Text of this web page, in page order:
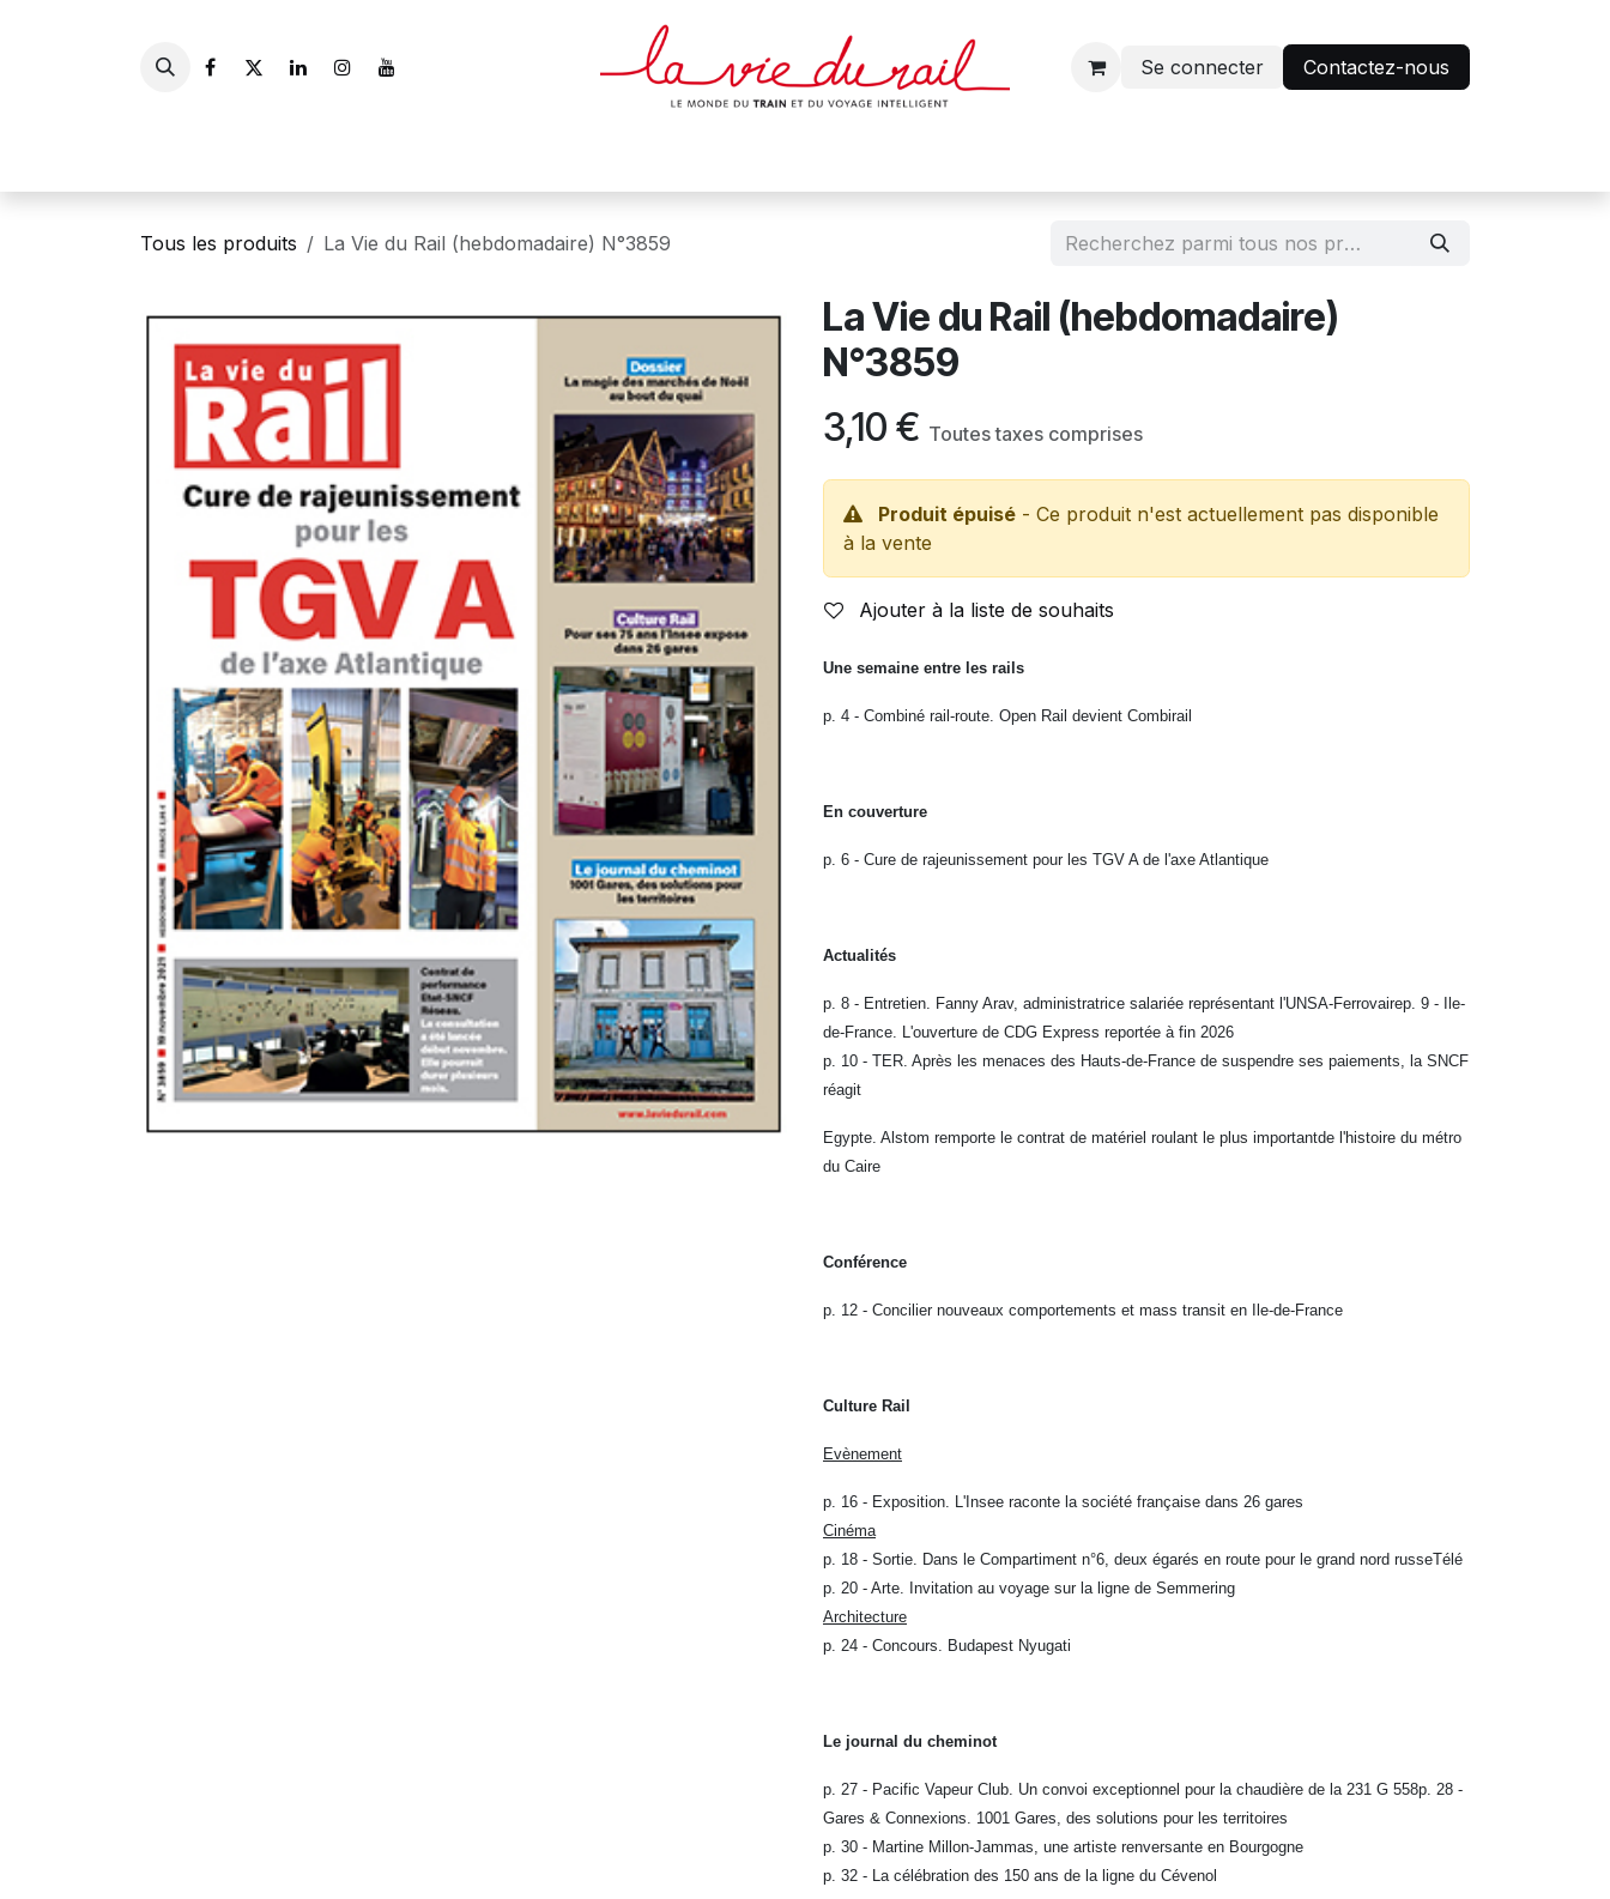
Se connecter Contactez-nous
Tous les produits La Vie du Rail (hebdomadaire) N°3859
La Vie du Rail (hebdomadaire)
N°3859
3,10 € Toutes taxes comprises
Produit épuisé - Ce produit n'est actuellement pas disponible
à la vente
Ajouter à la liste de souhaits
Une semaine entre les rails
p. 4 - Combiné rail-route. Open Rail devient Combirail
En couverture
p. 6 - Cure de rajeunissement pour les TGV A de l'axe Atlantique
Actualités
p. 8 - Entretien. Fanny Arav, administratrice salariée représentant l'UNSA-Ferrovairep. 9 - Ile-
de-France. L'ouverture de CDG Express reportée à fin 2026
p. 10 - TER. Après les menaces des Hauts-de-France de suspendre ses paiements, la SNCF
réagit
Egypte. Alstom remporte le contrat de matériel roulant le plus importantde l'histoire du métro
du Caire
Conférence
p. 12 - Concilier nouveaux comportements et mass transit en Ile-de-France
Culture Rail
Evènement
p. 16 - Exposition. L'Insee raconte la société française dans 26 gares
Cinéma
p. 18 - Sortie. Dans le Compartiment n°6, deux égarés en route pour le grand nord russeTélé
p. 20 - Arte. Invitation au voyage sur la ligne de Semmering
Architecture
p. 24 - Concours. Budapest Nyugati
Le journal du cheminot
p. 27 - Pacific Vapeur Club. Un convoi exceptionnel pour la chaudière de la 231 G 558p. 28 -
Gares & Connexions. 1001 Gares, des solutions pour les territoires
p. 30 - Martine Millon-Jammas, une artiste renversante en Bourgogne
p. 32 - La célébration des 150 ans de la ligne du Cévenol